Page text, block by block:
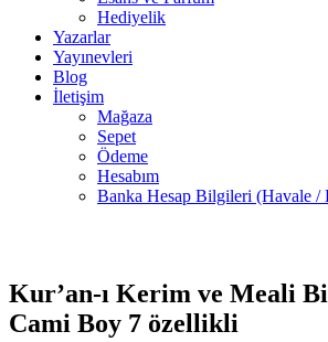
Hediyelik
Yazarlar
Yayınevleri
Blog
İletişim
Mağaza
Sepet
Ödeme
Hesabım
Banka Hesap Bilgileri (Havale /
Kur’an-ı Kerim ve Meali
Cami Boy 7 özellikli